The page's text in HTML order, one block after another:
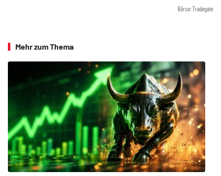
Börse: Tradegate
Mehr zum Thema